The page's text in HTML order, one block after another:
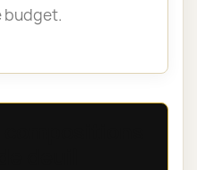
budget.